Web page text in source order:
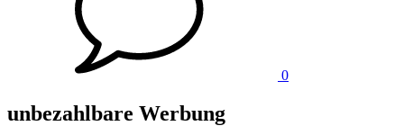
0
unbezahlbare Werbung